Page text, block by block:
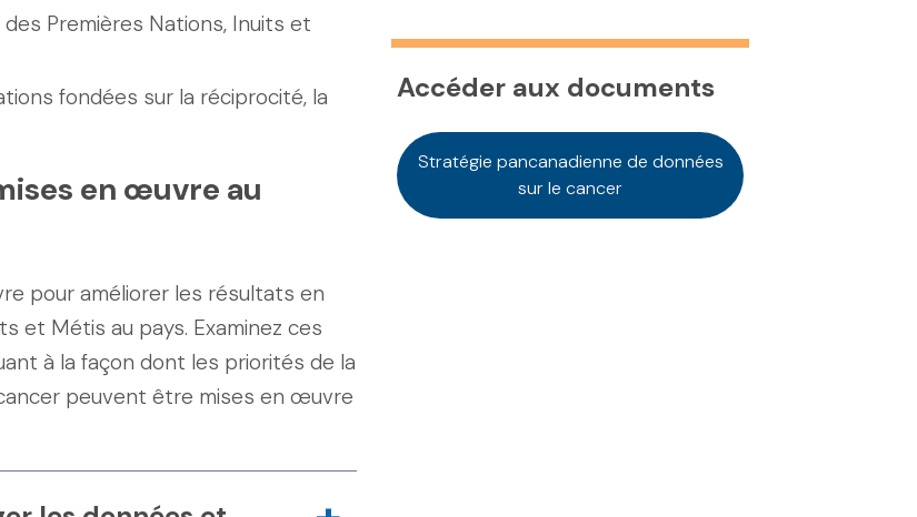
Premières Nations, Inuits et
fondées sur la réciprocité, la
en œuvre au
pour améliorer les résultats en
et Métis au pays. Examinez ces
à la façon dont les priorités de la
peuvent être mises en œuvre
Accéder aux documents
Stratégie pancanadienne de données
sur le cancer